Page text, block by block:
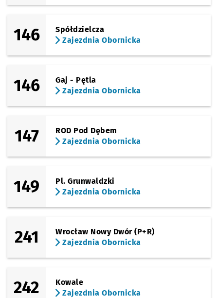
146
Spółdzielcza
Zajezdnia Obornicka
146
Gaj - Pętla
Zajezdnia Obornicka
147
ROD Pod Dębem
Zajezdnia Obornicka
149
Pl. Grunwaldzki
Zajezdnia Obornicka
241
Wrocław Nowy Dwór (P+R)
Zajezdnia Obornicka
242
Kowale
Zajezdnia Obornicka